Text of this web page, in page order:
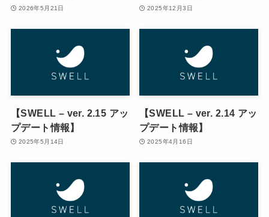
2026年5月21日 2025年12月3日
【SWELL – ver. 2.15 アッ
プデート情報】
2025年5月14日
【SWELL – ver. 2.14 アッ
プデート情報】
2025年4月16日